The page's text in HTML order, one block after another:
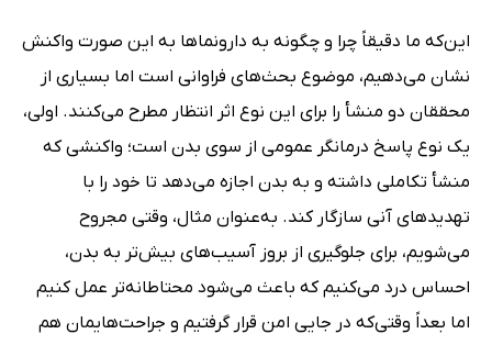
این‌که ما دقیقاً چرا و چگونه به دارونماها به این صورت واکنش
نشان می‌دهیم، موضوع بحث‌های فراوانی است اما بسیاری از
محققان دو منشأ را برای این نوع اثر انتظار مطرح می‌کنند. اولی،
یک نوع پاسخ درمانگر عمومی از سوی بدن است؛ واکنشی که
منشأ تکاملی داشته و به بدن اجازه می‌دهد تا خود را با
تهدیدهای آنی سازگار کند. به‌عنوان مثال، وقتی مجروح
می‌شویم، برای جلوگیری از بروز آسیب‌های بیش‌تر به بدن،
احساس درد می‌کنیم که باعث می‌شود محتاطانه‌تر عمل کنیم
اما بعداً وقتی‌که در جایی امن قرار گرفتیم و جراحت‌هایمان هم